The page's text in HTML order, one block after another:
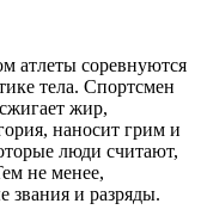
атлеты соревнуются
тела. Спортсмен
жир,
наносит грим и
люди считают,
не менее,
звания и разряды.